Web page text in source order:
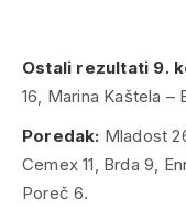
Ostali rezultati 9.
16, Marina Kaštela –
Poredak: Mladost
Cemex 11, Brda 9,
Poreč 6.